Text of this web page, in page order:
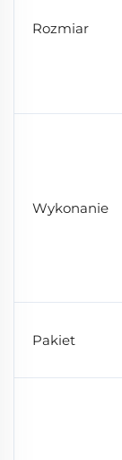
Rozmiar
Wykonanie
Pakiet